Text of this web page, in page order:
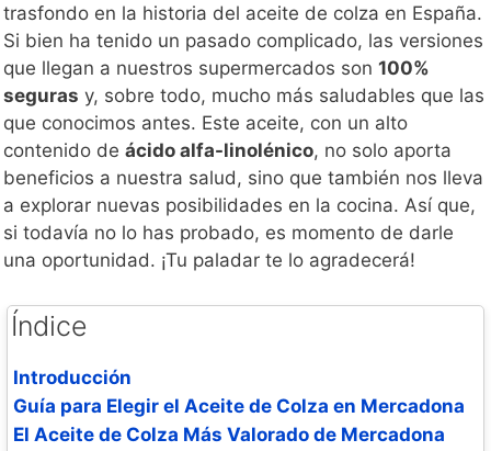
trasfondo en la historia del aceite de colza en España.
Si bien ha tenido un pasado complicado, las versiones
que llegan a nuestros supermercados son 100%
seguras y, sobre todo, mucho más saludables que las
que conocimos antes. Este aceite, con un alto
contenido de ácido alfa-linolénico, no solo aporta
beneficios a nuestra salud, sino que también nos lleva
a explorar nuevas posibilidades en la cocina. Así que,
si todavía no lo has probado, es momento de darle
una oportunidad. ¡Tu paladar te lo agradecerá!
Índice
Introducción
Guía para Elegir el Aceite de Colza en Mercadona
El Aceite de Colza Más Valorado de Mercadona